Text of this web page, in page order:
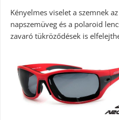
Kényelmes viselet a szemnek
napszemüveg és a polaroid
zavaró tükröződések is